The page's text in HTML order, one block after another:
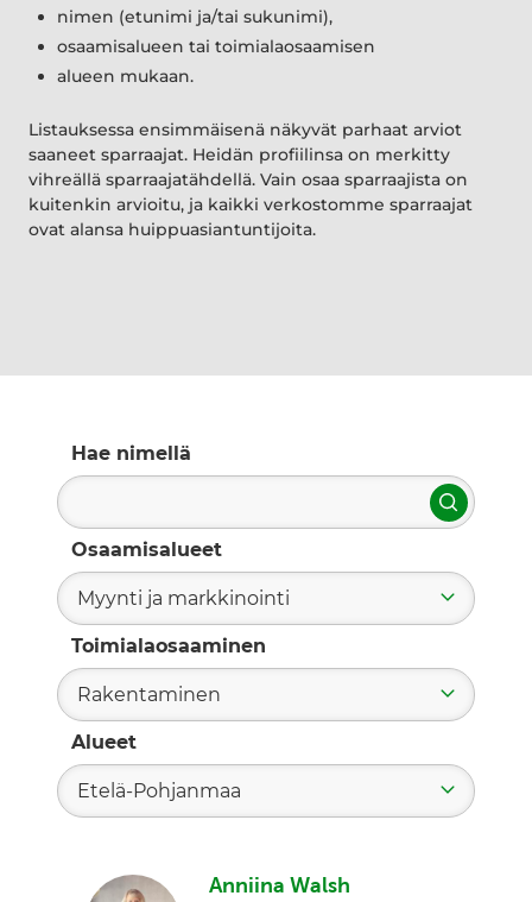
nimen (etunimi ja/tai sukunimi),
osaamisalueen tai toimialaosaamisen
alueen mukaan.
Listauksessa ensimmäisenä näkyvät parhaat arviot
saaneet sparraajat. Heidän profiilinsa on merkitty
vihreällä sparraajatähdellä. Vain osaa sparraajista on
kuitenkin arvioitu, ja kaikki verkostomme sparraajat
ovat alansa huippuasiantuntijoita.
Hae nimellä
Hae
Osaamisalueet
Myynti ja markkinointi
Toimialaosaaminen
Rakentaminen
Alueet
Etelä-Pohjanmaa
Anniina Walsh